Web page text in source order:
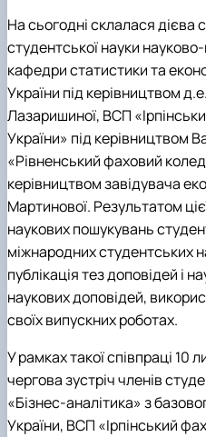
На сьогодні склалася дієва
студентської науки
кафедри статистики та
України під керівництвом
Лазаришиної, ВСП
України» під керівництвом
«Рівненський фаховий
керівництвом завідувача
Мартинової. Результатом
наукових пошукувань
міжнародних студентських
публікація тез доповідей і
наукових доповідей,
своїх випускних роботах.
У рамках такої співпраці 10
чергова зустріч членів
«Бізнес-аналітика» з
України, ВСП «Ірпінський